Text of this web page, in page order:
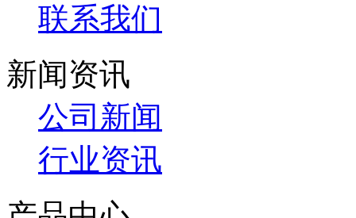
联系我们
新闻资讯
公司新闻
行业资讯